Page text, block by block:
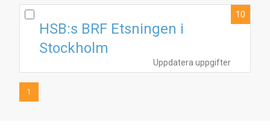
Uppdatera uppgifter
HSB:s BRF Etsningen i
Stockholm
10
1